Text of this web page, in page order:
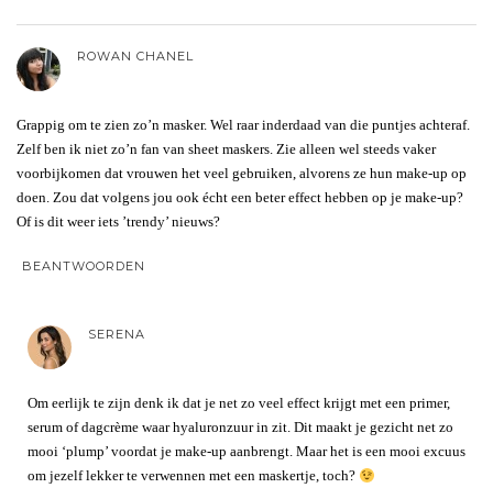
ROWAN CHANEL
Grappig om te zien zo’n masker. Wel raar inderdaad van die puntjes achteraf.
Zelf ben ik niet zo’n fan van sheet maskers. Zie alleen wel steeds vaker
voorbijkomen dat vrouwen het veel gebruiken, alvorens ze hun make-up op
doen. Zou dat volgens jou ook écht een beter effect hebben op je make-up?
Of is dit weer iets ’trendy’ nieuws?
BEANTWOORDEN
SERENA
Om eerlijk te zijn denk ik dat je net zo veel effect krijgt met een primer,
serum of dagcrème waar hyaluronzuur in zit. Dit maakt je gezicht net zo
mooi ‘plump’ voordat je make-up aanbrengt. Maar het is een mooi excuus
om jezelf lekker te verwennen met een maskertje, toch?